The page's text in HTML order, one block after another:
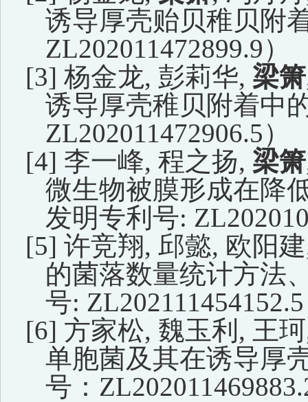
诱导厚壳贻贝稚贝附
ZL202011472899.9）
[3] 杨金龙, 彭莉华, 梁箫
诱导厚壳稚贝附着中
ZL202011472906.5）
[4] 李一峰, 程之扬, 梁箫
微生物被膜形成在降
发明专利号:
[5] 许竞翔, 邱懿, 欧阳建
的菌落数量统计方法
号: ZL202111454152.5
[6] 方家松, 魏玉利 , 王珂
单胞菌及其在诱导厚
号 ：